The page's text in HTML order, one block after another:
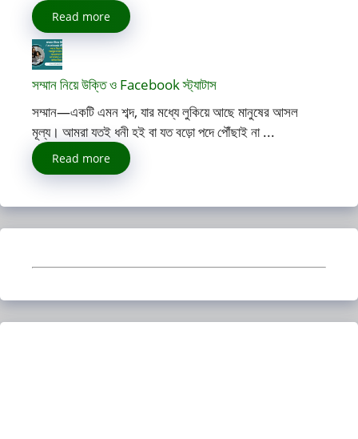
Read more
সম্মান নিয়ে উক্তি ও Facebook স্ট্যাটাস
সম্মান—একটি এমন শব্দ, যার মধ্যে লুকিয়ে আছে মানুষের আসল
মূল্য। আমরা যতই ধনী হই বা যত বড়ো পদে পৌঁছাই না ...
Read more